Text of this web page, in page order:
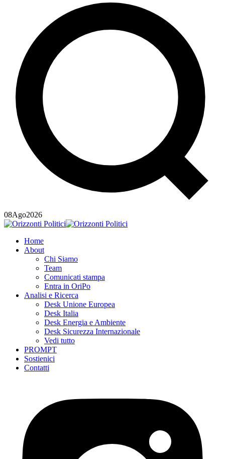
08Ago2026
Home
About
Chi Siamo
Team
Comunicati stampa
Entra in OriPo
Analisi e Ricerca
Desk Unione Europea
Desk Italia
Desk Energia e Ambiente
Desk Sicurezza Internazionale
Vedi tutto
PROMPT
Sostienici
Contatti